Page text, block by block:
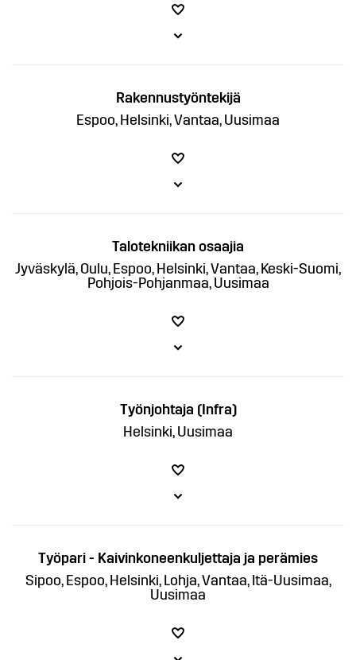
Rakennustyöntekijä
Espoo, Helsinki, Vantaa, Uusimaa
Talotekniikan osaajia
Jyväskylä, Oulu, Espoo, Helsinki, Vantaa, Keski-Suomi,
Pohjois-Pohjanmaa, Uusimaa
Työnjohtaja (Infra)
Helsinki, Uusimaa
Työpari - Kaivinkoneenkuljettaja ja perämies
Sipoo, Espoo, Helsinki, Lohja, Vantaa, Itä-Uusimaa,
Uusimaa